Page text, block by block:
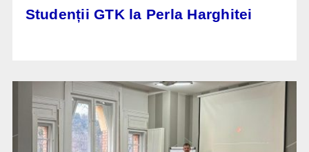
Studenții GTK la Perla Harghitei